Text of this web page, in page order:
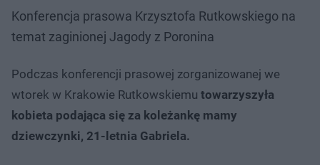
Konferencja prasowa Krzysztofa Rutkowskiego na
temat zaginionej Jagody z Poronina
Podczas konferencji prasowej zorganizowanej we
wtorek w Krakowie Rutkowskiemu towarzyszyła
kobieta podająca się za koleżankę mamy
dziewczynki, 21-letnia Gabriela.